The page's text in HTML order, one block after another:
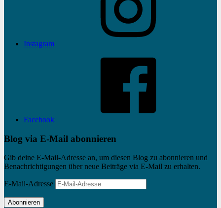
Instagram
Facebook
Blog via E-Mail abonnieren
Gib deine E-Mail-Adresse an, um diesen Blog zu abonnieren und
Benachrichtigungen über neue Beiträge via E-Mail zu erhalten.
E-Mail-Adresse
Abonnieren